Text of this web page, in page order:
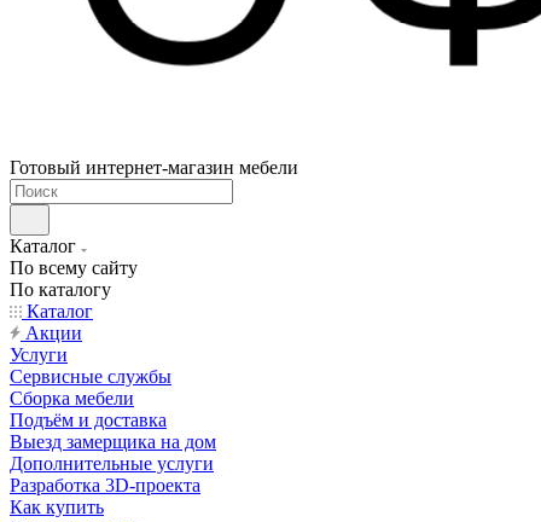
Готовый интернет-магазин мебели
Каталог
По всему сайту
По каталогу
Каталог
Акции
Услуги
Сервисные службы
Сборка мебели
Подъём и доставка
Выезд замерщика на дом
Дополнительные услуги
Разработка 3D-проекта
Как купить